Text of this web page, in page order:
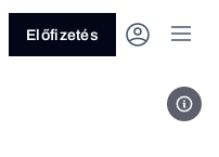
Előfizetés